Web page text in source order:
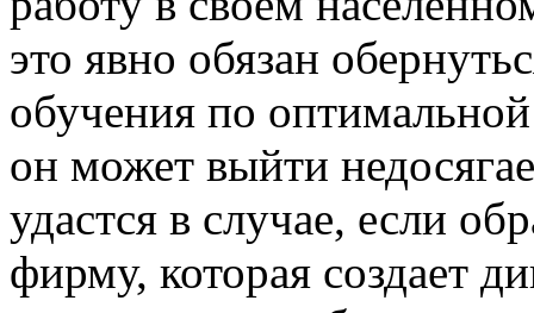
это явно обязан
обучения по
он может выйти
удастся в случае, если
фирму, которая создает